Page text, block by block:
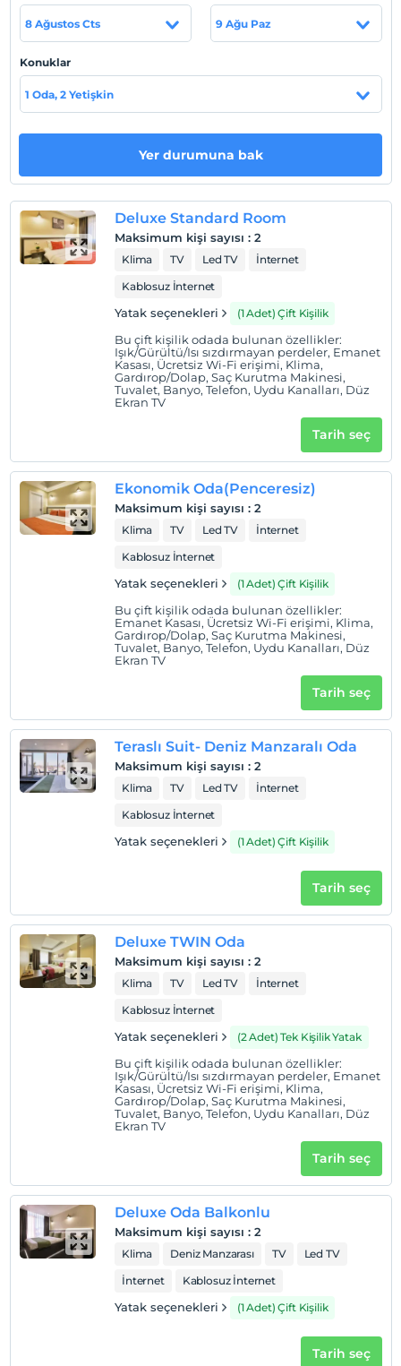
mükemmel konfor sağlıyor.
Kadıköy'ün merkezinde yer alan Duck Otel, iş veya tatil
amaçlı seyahatler için ideal bir mekandır.
Tesis lokasyon bilgileri
İstanbul Kadıköy Caferağa Mevkii'nde yer almaktadır.
Haritada Göster
En erken saat 14:00 ve sonrası
En geç saat 12:00 ve öncesi
Odalarda sigara içilmez
Çocuklar
2 yaşına kadar olan bebekler ücretsizdir.
Her bir oda için 6 yaşına kadar 1 çocuk ücretsizdir
8 Ağustos Cts 9 Ağu Paz
Konuklar
1 Oda, 2 Yetişkin
Yer durumuna bak
Deluxe Standard Room
Maksimum kişi sayısı : 2
Klima TV Led TV
İnternet
Kablosuz İnternet
Yatak seçenekleri (1 Adet) Çift Kişilik
Bu çift kişilik odada bulunan özellikler:
Işık/Gürültü/Isı sızdırmayan perdeler, Emanet
Kasası, Ücretsiz Wi-Fi erişimi, Klima,
Gardırop/Dolap, Saç Kurutma Makinesi,
Tuvalet, Banyo, Telefon, Uydu Kanalları, Düz
Ekran TV
Tarih seç
Ekonomik Oda(Penceresiz)
Maksimum kişi sayısı : 2
Klima TV Led TV
İnternet
Kablosuz İnternet
Yatak seçenekleri (1 Adet) Çift Kişilik
Bu çift kişilik odada bulunan özellikler:
Emanet Kasası, Ücretsiz Wi-Fi erişimi, Klima,
Gardırop/Dolap, Saç Kurutma Makinesi,
Tuvalet, Banyo, Telefon, Uydu Kanalları, Düz
Ekran TV
Tarih seç
Teraslı Suit- Deniz Manzaralı Oda
Maksimum kişi sayısı : 2
Klima TV Led TV
İnternet
Kablosuz İnternet
Yatak seçenekleri (1 Adet) Çift Kişilik
Tarih seç
Deluxe TWIN Oda
Maksimum kişi sayısı : 2
Klima TV Led TV
İnternet
Kablosuz İnternet
Yatak seçenekleri (2 Adet) Tek Kişilik Yatak
Bu çift kişilik odada bulunan özellikler:
Işık/Gürültü/Isı sızdırmayan perdeler, Emanet
Kasası, Ücretsiz Wi-Fi erişimi, Klima,
Gardırop/Dolap, Saç Kurutma Makinesi,
Tuvalet, Banyo, Telefon, Uydu Kanalları, Düz
Ekran TV
Tarih seç
Deluxe Oda Balkonlu
Maksimum kişi sayısı : 2
Klima Deniz Manzarası TV
Led TV
İnternet
Kablosuz İnternet
Yatak seçenekleri (1 Adet) Çift Kişilik
Tarih seç